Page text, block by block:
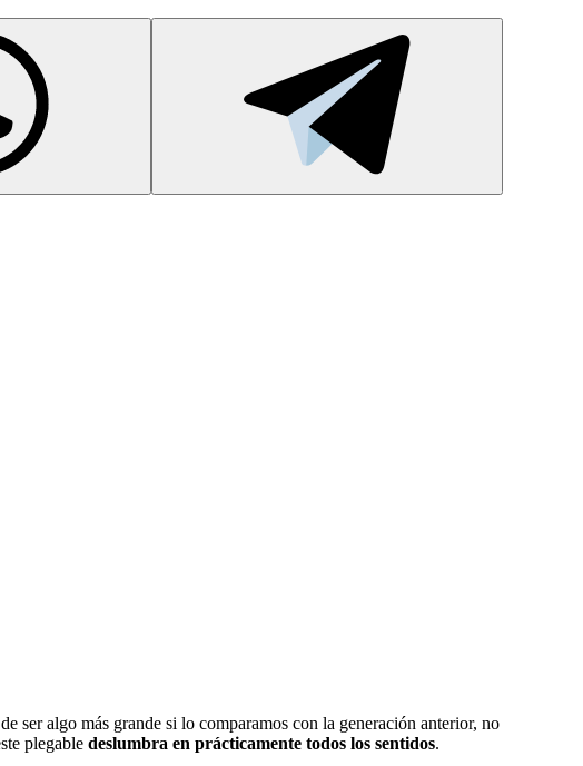
ser algo más grande si lo comparamos con la generación anterior, no
plegable deslumbra en prácticamente todos los sentidos.